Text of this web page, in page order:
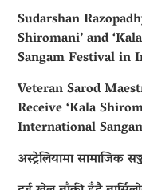
Sudarshan
Shiromani’ and
Sangam Festival in
Veteran Sarod
Receive ‘Kala
International
अस्ट्रेलियामा सामाजिक